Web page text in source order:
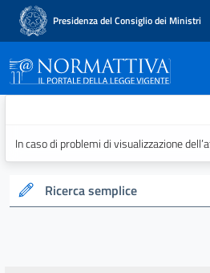
Presidenza del Consiglio dei Ministri
Normattiva - Il
In caso di problemi di visualizzazione
Ricerca semplice